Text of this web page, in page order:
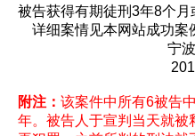
被告获得有期徒刑3年8个月
详细案情见本网站成功案
宁波刑事律
2014年4
附注： 该案件中所有6被告
年。被告人于宣判当天就被